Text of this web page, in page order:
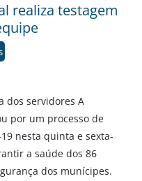
realiza testagem
dos servidores A
por um processo de
nesta quinta e sexta-
a saúde dos 86
dos munícipes.